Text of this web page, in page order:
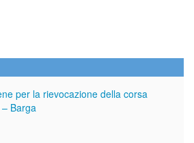
per la rievocazione della corsa
Barga